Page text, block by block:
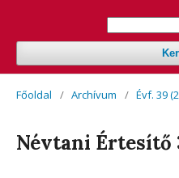
Főoldal / Archívum / Évf. 39
Névtani Értesítő